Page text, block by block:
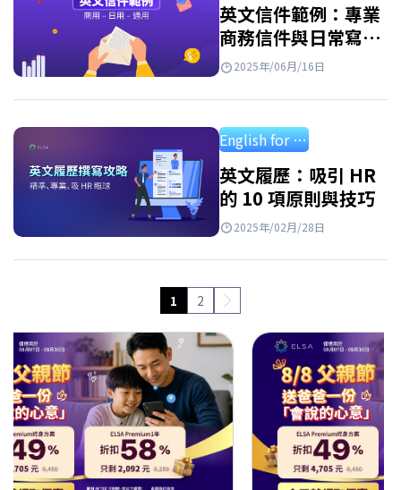
英文信件範例：專業
商務信件與日常寫給
朋友、家人的信件
2025年/06月/16日
English for professional
英文履歷：吸引 HR
的 10 項原則與技巧
2025年/02月/28日
1 2